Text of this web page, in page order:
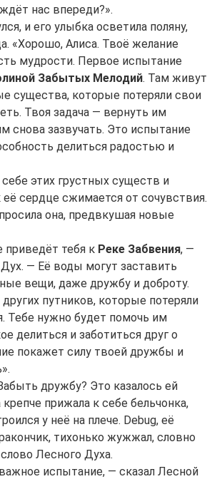
нас впереди?».
и его улыбка осветила поляну,
«Хорошо, Алиса. Твоё желание
мудрости. Первое испытание
Забытых Мелодий. Там живут
существа, которые потеряли свои
Твоя задача — вернуть им
снова зазвучать. Это испытание
делиться радостью и
этих грустных существ и
её сердце сжимается от сочувствия.
она, предвкушая новые
приведёт тебя к Реке Забвения, —
— Её воды могут заставить
вещи, даже дружбу и доброту.
путников, которые потеряли
Тебе нужно будет помочь им
делиться и заботиться друг о
покажет силу твоей дружбы и
дружбу? Это казалось ей
прижала к себе бельчонка,
у неё на плече. Debug, её
тихонько жужжал, словно
Лесного Духа.
испытание, — сказал Лесной